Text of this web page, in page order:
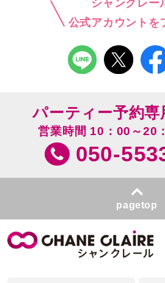
シャンクレー
公式アカウントを
パーティー予約
営業時間 10：00～20
050-
pagetop